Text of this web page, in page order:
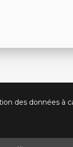
des données à